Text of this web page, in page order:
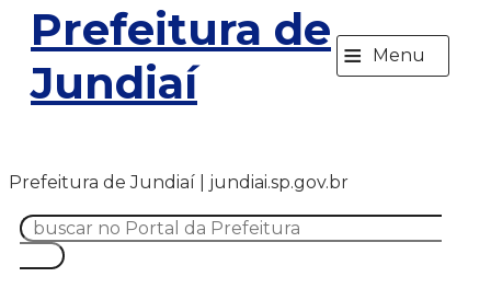
Prefeitura de
Jundiaí
≡ Menu
Prefeitura de Jundiaí | jundiai.sp.gov.br